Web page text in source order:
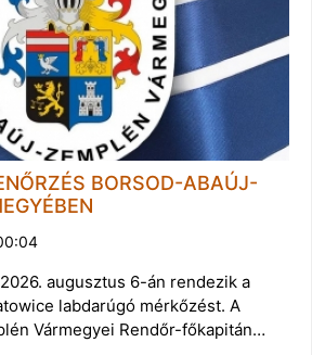
BORSOD-ABAÚJ-
augusztus 6-án rendezik a
labdarúgó mérkőzést. A
Vármegyei Rendőr-főkapitán…